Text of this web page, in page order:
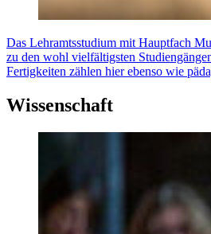
Das Lehramtsstudium mit Hauptfach
zu den wohl vielfältigsten
Fertigkeiten zählen hier ebenso wie
Wissenschaft